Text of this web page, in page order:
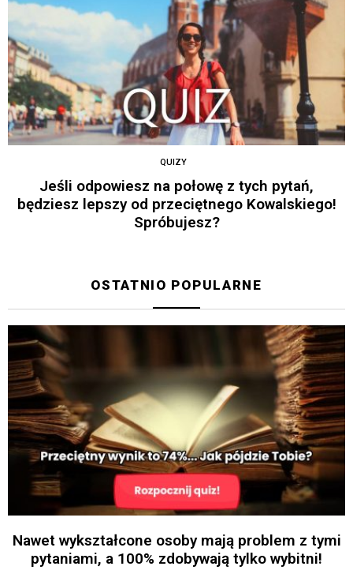
QUIZY
Jeśli odpowiesz na połowę z tych pytań,
będziesz lepszy od przeciętnego Kowalskiego!
Spróbujesz?
OSTATNIO POPULARNE
Nawet wykształcone osoby mają problem z tymi
pytaniami, a 100% zdobywają tylko wybitni!